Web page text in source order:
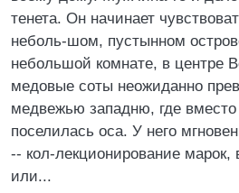
тенета. Он начинает
неболь-шом, пустынном
небольшой комнате, в центре
медовые соты неожиданно
медвежью западню, где
поселилась оса. У него
-- кол-лекционирование марок,
или...